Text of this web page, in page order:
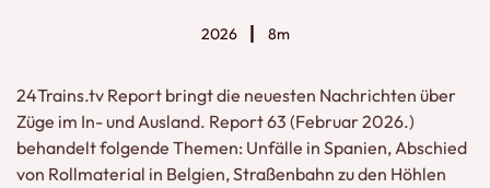
2026 8m
24Trains.tv Report bringt die neuesten Nachrichten über
Züge im In- und Ausland. Report 63 (Februar 2026.)
behandelt folgende Themen: Unfälle in Spanien, Abschied
von Rollmaterial in Belgien, Straßenbahn zu den Höhlen